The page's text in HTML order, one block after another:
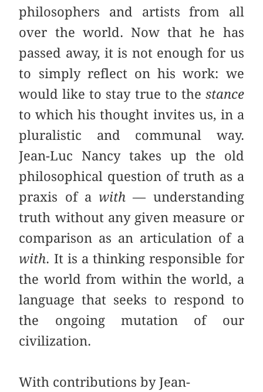
philosophers and artists from all
over the world. Now that he has
passed away, it is not enough for us
to simply reflect on his work: we
would like to stay true to the stance
to which his thought invites us, in a
pluralistic and communal way.
Jean-Luc Nancy takes up the old
philosophical question of truth as a
praxis of a with— understanding
truth without any given measure or
comparison as an articulation of a
with. It is a thinking responsible for
the world from within the world, a
language that seeks to respond to
the ongoing mutation of our
civilization.
With contributions by Jean-